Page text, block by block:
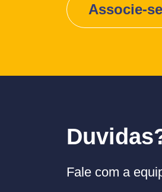
Associe-se
Fale com a